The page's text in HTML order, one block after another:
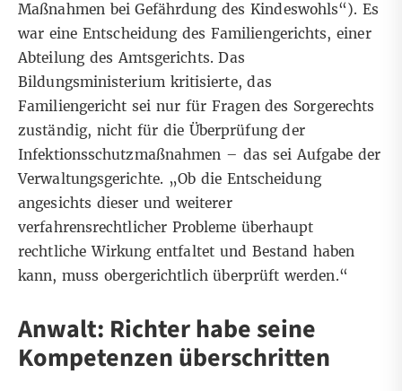
Maßnahmen bei Gefährdung des Kindeswohls“). Es
war eine Entscheidung des Familiengerichts, einer
Abteilung des Amtsgerichts. Das
Bildungsministerium kritisierte, das
Familiengericht sei nur für Fragen des Sorgerechts
zuständig, nicht für die Überprüfung der
Infektionsschutzmaßnahmen – das sei Aufgabe der
Verwaltungsgerichte. „Ob die Entscheidung
angesichts dieser und weiterer
verfahrensrechtlicher Probleme überhaupt
rechtliche Wirkung entfaltet und Bestand haben
kann, muss obergerichtlich überprüft werden.“
Anwalt: Richter habe seine
Kompetenzen überschritten